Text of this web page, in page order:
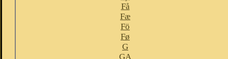
Få
Fæ
Fö
Fø
G
GA